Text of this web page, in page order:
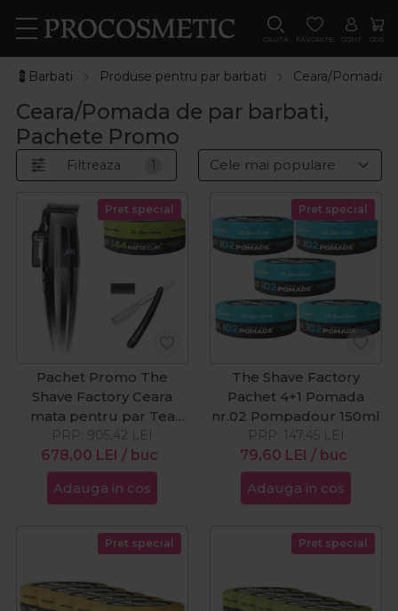
CAUTA FAVORITE CONT COS
💈Barbati Produse pentru par barbati Ceara/Pomada
Ceara/Pomada de par barbati,
Pachete Promo
Filtreaza 1
Pret special
Pachet Promo The
Shave Factory Ceara
mata pentru par Tea
Tree 44 Matte Clay
150ml + Kiepe Brici clasic
din otel inoxidabil cu
pieptan Pro Cut negru +
Silver - Masina de tuns
cu acumulator
678,00 LEI / buc
PRP: 905,42 LEI
Adauga in cos
Pret special
The Shave Factory
Pachet 4+1 Pomada
nr.02 Pompadour 150ml
79,60 LEI / buc
PRP: 147,45 LEI
Adauga in cos
Pret special Pret special